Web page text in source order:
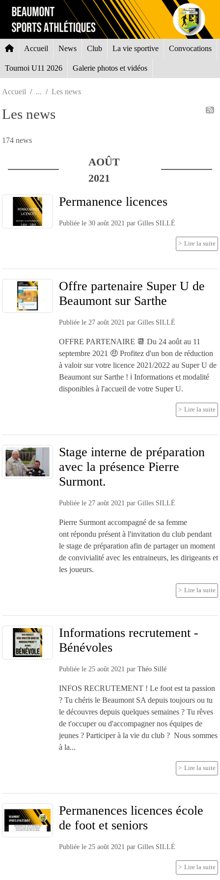
Accueil News Club La vie sportive Convocations
Tournoi U11 2026 Galerie photos et vidéos
Accueil Les news
Les news
174 news
AOÛT
2021
Permanence licences
Publiée le 30 août 2021 par Gilles SILLÉ
Lire la suite
Offre partenaire Super U de
Beaumont sur Sarthe
Publiée le 27 août 2021 par Gilles SILLÉ
OFFRE PARTENAIRE 📆 Du 24 août au 11
septembre 2021 🤑 Profitez d'un bon de réduction
à valoir sur votre licence 2021/2022 au Super U de
Beaumont sur Sarthe ! ℹ️ Informations et modalité
disponibles à l'accueil de votre Super U.
Lire la suite
Stage interne de préparation
avec la présence Pierre
Surmont.
Publiée le 27 août 2021 par Gilles SILLÉ
Pierre Surmont accompagné de sa femme
ont répondu présent à l'invitation du club pendant
le stage de préparation afin de partager un moment
de convivialité avec les entraineurs, les dirigeants et
les joueurs.
Lire la suite
Informations recrutement -
Bénévoles
Publiée le 25 août 2021 par Théo Sillé
INFOS RECRUTEMENT ! Le foot est ta passion
? Tu chéris le Beaumont SA depuis toujours ou tu
le découvres depuis quelques semaines ? Tu rêves
de t'occuper ou d'accompagner nos équipes de
jeunes ? Participer à la vie du club ? Nous sommes
à la...
Lire la suite
Permanences licences école
de foot et seniors
Publiée le 25 août 2021 par Gilles SILLÉ
Lire la suite
Panneau de gestion des cookies